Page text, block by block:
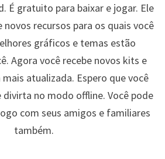
É gratuito para baixar e jogar. Ele
recursos para os quais você
gráficos e temas estão
Agora você recebe novos kits e
atualizada. Espero que você
divirta no modo offline. Você pode
com seus amigos e familiares
também.